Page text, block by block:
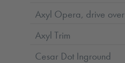
Axyl Opera, drive over
Axyl Trim
Cesar Dot Inground